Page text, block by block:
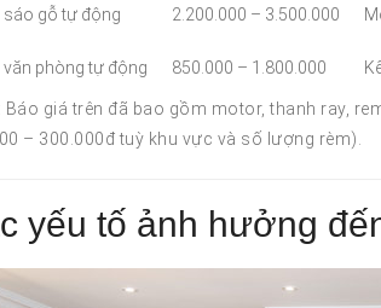
sáo gỗ tự động 2.200.000 – 3.500.000
văn phòng tự động 850.000 – 1.800.000
Báo giá trên đã bao gồm motor, thanh ray,
– 300.000đ tuỳ khu vực và số lượng rèm).
yếu tố ảnh hưởng